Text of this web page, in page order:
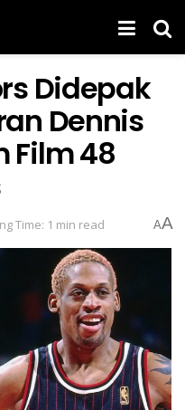
Didepak
Dennis
Film 48
Time: 1 min read AA